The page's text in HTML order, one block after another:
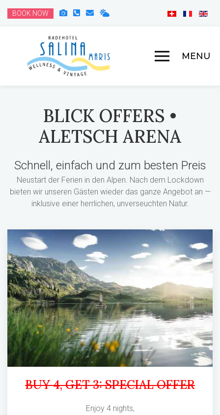
BOOK NOW
MENU
BLICK OFFERS •
ALETSCH ARENA
Schnell, einfach und zum besten Preis
Neustart der Ferien in den Alpen. Nach dem Lockdown
bieten wir unseren Gästen wieder das ganze Angebot an —
inklusive einer herrlichen, unverseuchten Natur.
BUY 4, GET 3: SPECIAL OFFER
Enjoy 4 nights,